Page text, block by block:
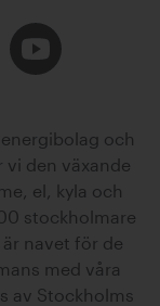
och
vi den växande
el, kyla och
stockholmare
navet för de
med våra
av Stockholms